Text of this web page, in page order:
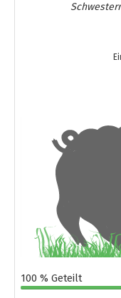
100 % Geteilt